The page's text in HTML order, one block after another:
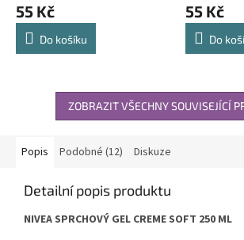
55 Kč
Do košíku
55 Kč
Do
ZOBRAZIT VŠECHNY SOUVISEJÍCÍ
Popis Podobné (12) Diskuze
Detailní popis produktu
NIVEA SPRCHOVÝ GEL CREME SOFT 250 ML